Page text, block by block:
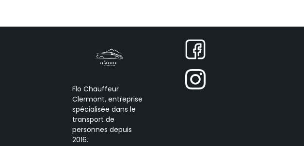
Flo Chauffeur
Clermont, entreprise
spécialisée dans le
transport de
personnes depuis
2016.